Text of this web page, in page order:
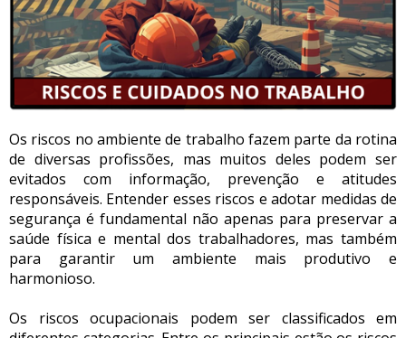
Os riscos no ambiente de trabalho fazem parte da rotina
de diversas profissões, mas muitos deles podem ser
evitados com informação, prevenção e atitudes
responsáveis. Entender esses riscos e adotar medidas de
segurança é fundamental não apenas para preservar a
saúde física e mental dos trabalhadores, mas também
para garantir um ambiente mais produtivo e
harmonioso.
Os riscos ocupacionais podem ser classificados em